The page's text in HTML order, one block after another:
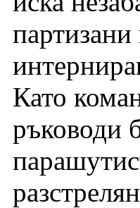
партизани
Като
ръководи